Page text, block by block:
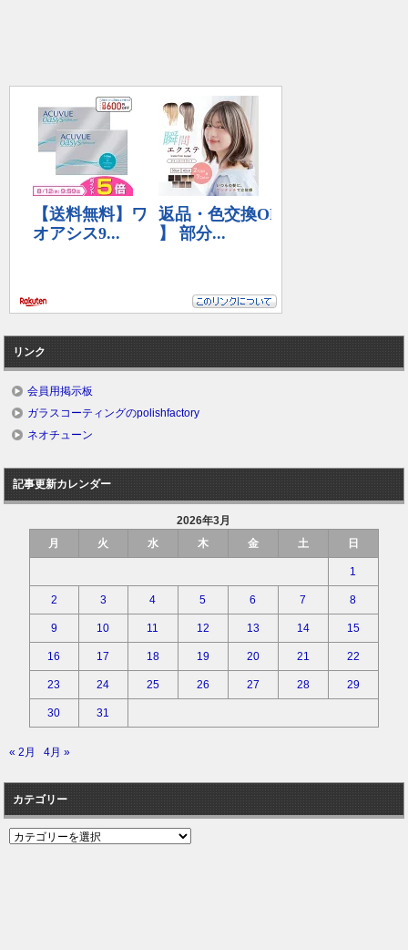
リンク
会員用掲示板
ガラスコーティングのpolishfactory
ネオチューン
記事更新カレンダー
2026年3月
月
火 水 木 金 土 日
1
2 3 4 5 6 7 8
9 10 11 12 13 14 15
16 17 18 19 20 21 22
23 24 25 26 27 28 29
30 31
« 2月 4月 »
カテゴリー
カ